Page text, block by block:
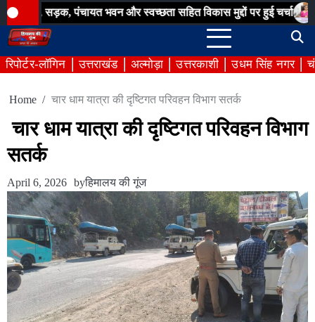
Skip
to
content
पंचायत भवन और स्वच्छता सहित विकास मुद्दों पर हुई चर्चा बिना
रिपोर्टर-लॉगिन उत्तराखंड अल्मोड़ा उत्तरकाशी उधम सिंह नगर
Home चार धाम यात्रा की दृष्टिगत परिवहन विभाग सतर्क
चार धाम यात्रा की दृष्टिगत परिवहन विभाग
सतर्क
April 6, 2026 byहिमालय की गूंज